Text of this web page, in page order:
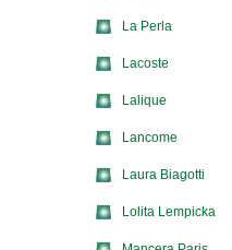
La Perla
Lacoste
Lalique
Lancome
Laura Biagotti
Lolita Lempicka